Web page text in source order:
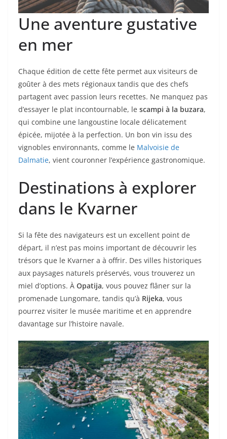
Une aventure gustative
en mer
Chaque édition de cette fête permet aux visiteurs de
goûter à des mets régionaux tandis que des chefs
partagent avec passion leurs recettes. Ne manquez pas
d’essayer le plat incontournable, le scampi à la buzara,
qui combine une langoustine locale délicatement
épicée, mijotée à la perfection. Un bon vin issu des
vignobles environnants, comme le Malvoisie de
Dalmatie, vient couronner l’expérience gastronomique.
Destinations à explorer
dans le Kvarner
Si la fête des navigateurs est un excellent point de
départ, il n’est pas moins important de découvrir les
trésors que le Kvarner a à offrir. Des villes historiques
aux paysages naturels préservés, vous trouverez un
miel d’options. À Opatija, vous pouvez flâner sur la
promenade Lungomare, tandis qu’à Rijeka, vous
pourrez visiter le musée maritime et en apprendre
davantage sur l’histoire navale.